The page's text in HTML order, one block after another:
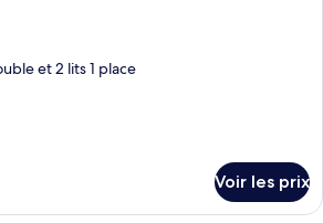
et 2 lits 1 place
Voir les prix